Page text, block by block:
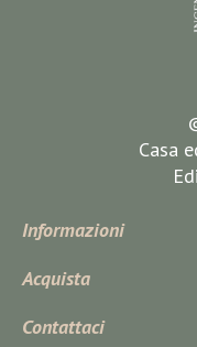
Casa
Informazioni
Acquista
Contattaci